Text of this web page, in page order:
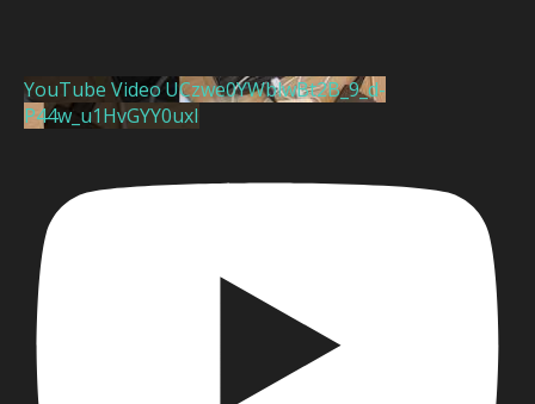
YouTube Video UCzwe0YWblwBt2B_9_d-
P44w_u1HvGYY0uxI